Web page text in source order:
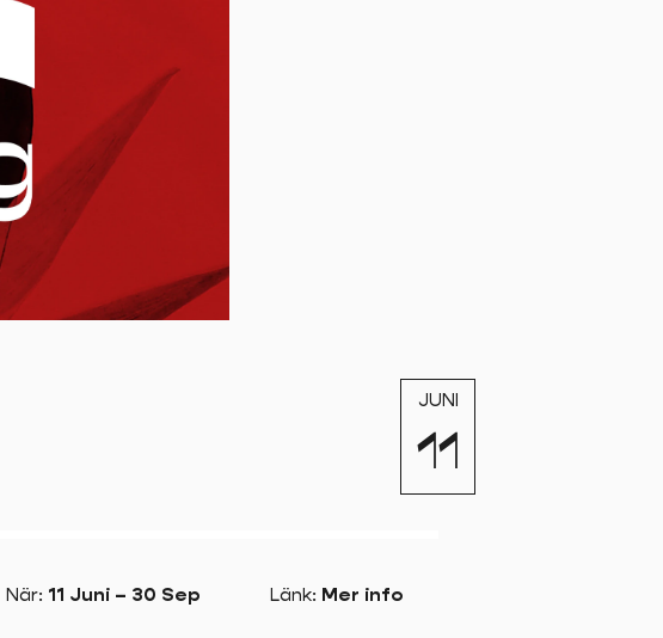
JUNI
11
När: 11 Juni – 30 Sep Länk: Mer info